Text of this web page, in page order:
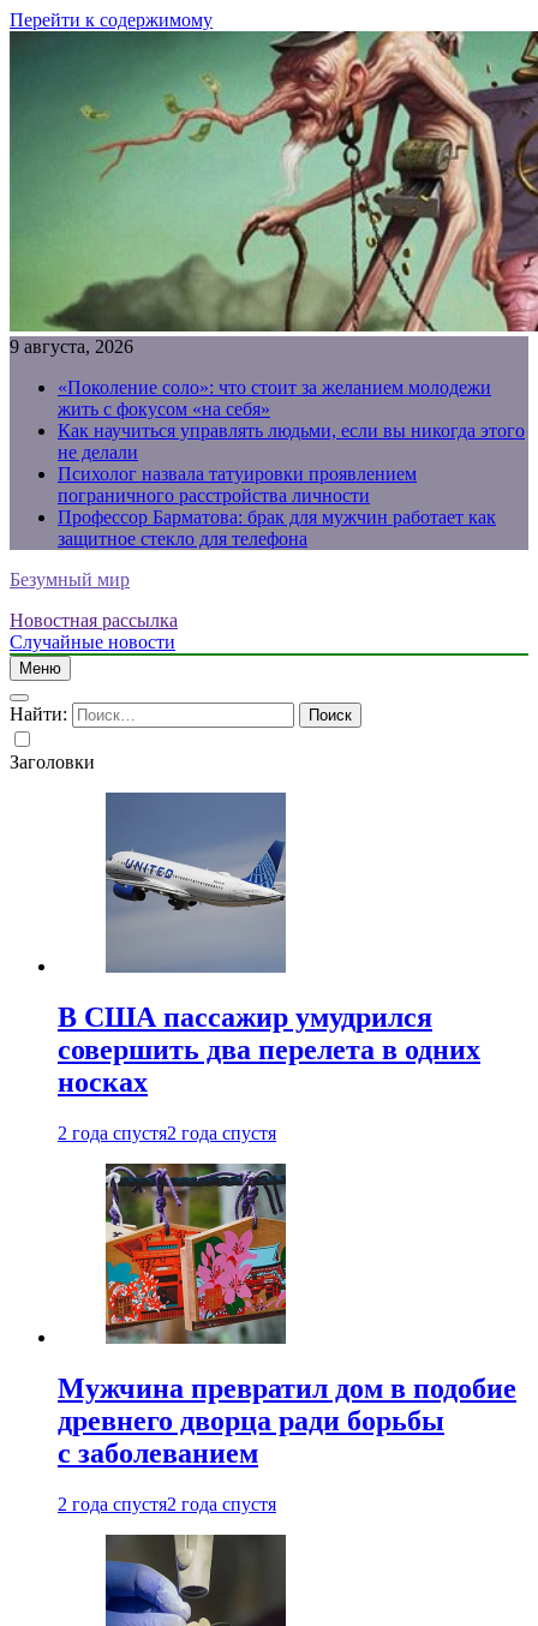
Перейти к содержимому
9 августа, 2026
«Поколение соло»: что стоит за желанием молодежи
жить с фокусом «на себя»
Как научиться управлять людьми, если вы никогда этого
не делали
Психолог назвала татуировки проявлением
пограничного расстройства личности
Профессор Барматова: брак для мужчин работает как
защитное стекло для телефона
Безумный мир
Новостная рассылка
Случайные новости
Меню
Найти:
Заголовки
В США пассажир умудрился
совершить два перелета в одних
носках
2 года спустя2 года спустя
Мужчина превратил дом в подобие
древнего дворца ради борьбы
с заболеванием
2 года спустя2 года спустя